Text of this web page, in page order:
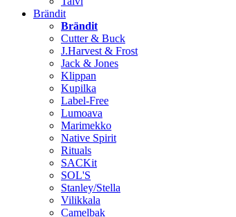
Brändit
Brändit
Cutter & Buck
J.Harvest & Frost
Jack & Jones
Klippan
Kupilka
Label-Free
Lumoava
Marimekko
Native Spirit
Rituals
SACKit
SOL'S
Stanley/Stella
Vilikkala
Camelbak